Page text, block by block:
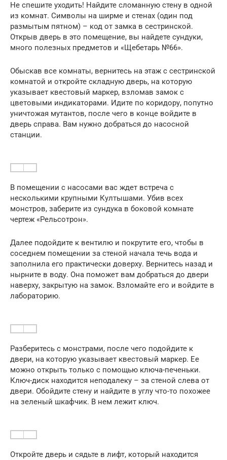
Не спешите уходить! Найдите сломанную стену в одной
из комнат. Символы на ширме и стенах (один под
размытым пятном) – код от замка в сестринской.
Открыв дверь в это помещение, вы найдете сундуки,
много полезных предметов и «Щебетарь №66».
Обыскав все комнаты, вернитесь на этаж с сестринской
комнатой и откройте складную дверь, на которую
указывает квестовый маркер, взломав замок с
цветовыми индикаторами. Идите по коридору, попутно
уничтожая мутантов, после чего в конце войдите в
дверь справа. Вам нужно добраться до насосной
станции.
В помещении с насосами вас ждет встреча с
несколькими крупными Култышами. Убив всех
монстров, заберите из сундука в боковой комнате
чертеж «Рельсотрон».
Далее подойдите к вентилю и покрутите его, чтобы в
соседнем помещении за стеной начала течь вода и
заполнила его практически доверху. Вернитесь назад и
нырните в воду. Она поможет вам добраться до двери
наверху, закрытую на замок. Взломайте его и войдите в
лабораторию.
Разберитесь с монстрами, после чего подойдите к
двери, на которую указывает квестовый маркер. Ее
можно открыть только с помощью ключа-печеньки.
Ключ-диск находится неподалеку – за стеной слева от
двери. Обойдите стену и найдите в углу что-то похожее
на зеленый шкафчик. В нем лежит ключ.
Откройте дверь и сядьте в лифт, который находится